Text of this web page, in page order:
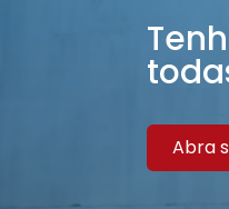
Abra